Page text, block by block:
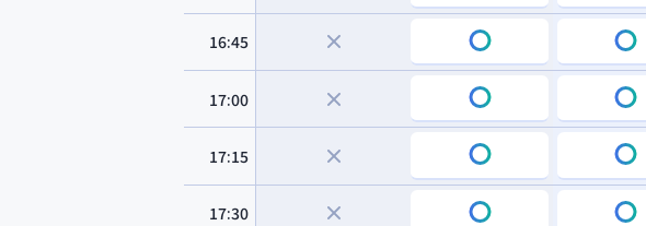
16:45
17:00
17:15
17:30